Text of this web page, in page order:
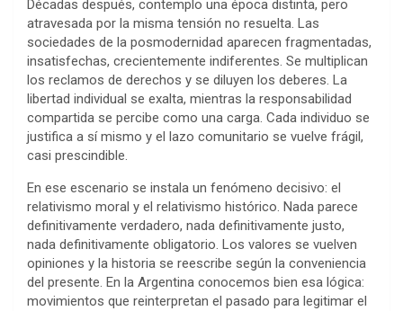
Décadas después, contemplo una época distinta, pero
atravesada por la misma tensión no resuelta. Las
sociedades de la posmodernidad aparecen fragmentadas,
insatisfechas, crecientemente indiferentes. Se multiplican
los reclamos de derechos y se diluyen los deberes. La
libertad individual se exalta, mientras la responsabilidad
compartida se percibe como una carga. Cada individuo se
justifica a sí mismo y el lazo comunitario se vuelve frágil,
casi prescindible.
En ese escenario se instala un fenómeno decisivo: el
relativismo moral y el relativismo histórico. Nada parece
definitivamente verdadero, nada definitivamente justo,
nada definitivamente obligatorio. Los valores se vuelven
opiniones y la historia se reescribe según la conveniencia
del presente. En la Argentina conocemos bien esa lógica:
movimientos que reinterpretan el pasado para legitimar el